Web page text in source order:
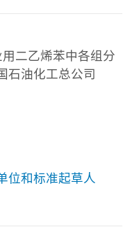
二乙烯苯中各组分
石油化工总公司
位和标准起草人